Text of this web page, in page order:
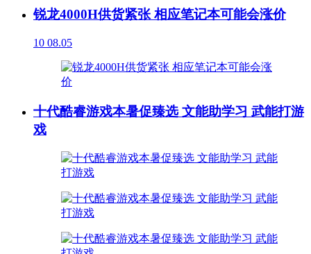
锐龙4000H供货紧张 相应笔记本可能会涨价
10 08.05
十代酷睿游戏本暑促臻选 文能助学习 武能打游
戏